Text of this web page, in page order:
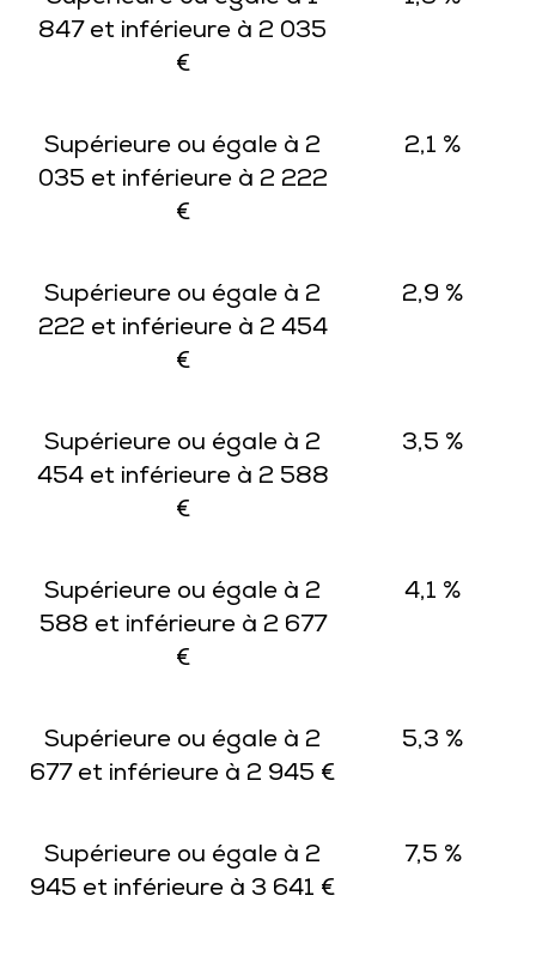
847 et inférieure à 2 035
€
Supérieure ou égale à 2
035 et inférieure à 2 222
€
2,1 %
Supérieure ou égale à 2
222 et inférieure à 2 454
€
2,9 %
Supérieure ou égale à 2
454 et inférieure à 2 588
€
3,5 %
Supérieure ou égale à 2
588 et inférieure à 2 677
€
4,1 %
Supérieure ou égale à 2
677 et inférieure à 2 945 €
5,3 %
Supérieure ou égale à 2
945 et inférieure à 3 641 €
7,5 %